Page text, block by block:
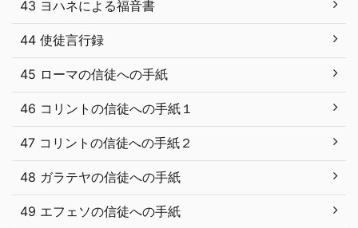
43 ヨハネによる福音書
44 使徒言行録
45 ローマの信徒への手紙
46 コリントの信徒への手紙１
47 コリントの信徒への手紙２
48 ガラテヤの信徒への手紙
49 エフェソの信徒への手紙